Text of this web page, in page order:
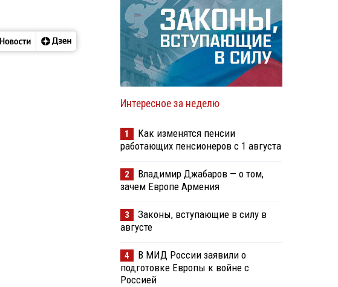
Интересное за неделю
1
Как изменятся пенсии
работающих пенсионеров с 1 августа
2
Владимир Джабаров — о том,
зачем Европе Армения
3
Законы, вступающие в силу в
августе
4
В МИД России заявили о
подготовке Европы к войне с
Россией